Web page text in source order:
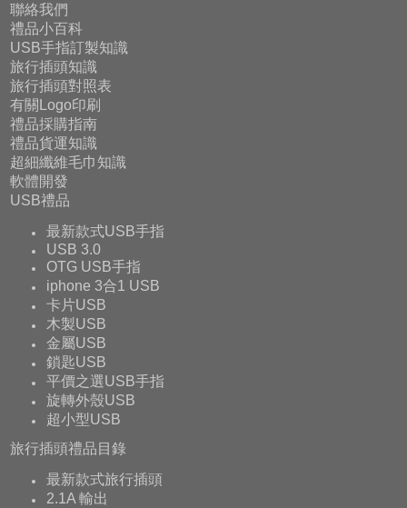
聯絡我們
禮品小百科
USB手指訂製知識
旅行插頭知識
旅行插頭對照表
有關Logo印刷
禮品採購指南
禮品貨運知識
超細纖維毛巾知識
軟體開發
USB禮品
最新款式USB手指
USB 3.0
OTG USB手指
iphone 3合1 USB
卡片USB
木製USB
金屬USB
鎖匙USB
平價之選USB手指
旋轉外殼USB
超小型USB
旅行插頭禮品目錄
最新款式旅行插頭
2.1A 輸出